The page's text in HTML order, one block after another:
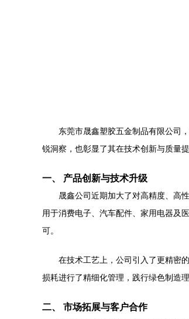
东莞市晟鑫塑胶五金制品有限公司
锐洞察，也彰显了其在技术创新与质量
一、 产品创新与技术升级
晟鑫公司近期加大了对高精度、高
用于消费电子、汽车配件、家用电器及
可。
在技术工艺上，公司引入了更精密
损耗进行了精细化管理，践行绿色制造理
二、 市场拓展与客户合作